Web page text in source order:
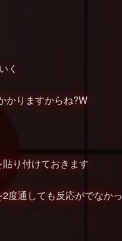
く
かりますからね?W
り付けておきます
度通しても反応がでなかっ